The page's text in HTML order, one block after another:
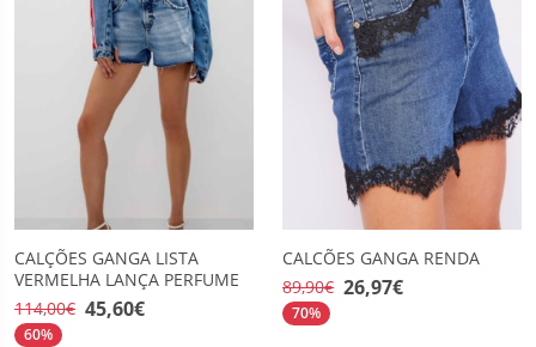
CALÇÕES GANGA LISTA
VERMELHA LANÇA PERFUME
114,00€ 45,60€
60%
CALCÕES GANGA RENDA
89,90€ 26,97€
70%